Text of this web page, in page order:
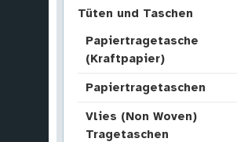
Tüten und Taschen
Papiertragetasche
(Kraftpapier)
Papiertragetaschen
Vlies (Non Woven)
Tragetaschen